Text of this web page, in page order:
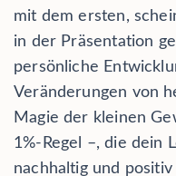
mit dem ersten,
in der Präsentation
persönliche
Veränderungen von
Magie der kleinen
1%-Regel –, die dein
nachhaltig und